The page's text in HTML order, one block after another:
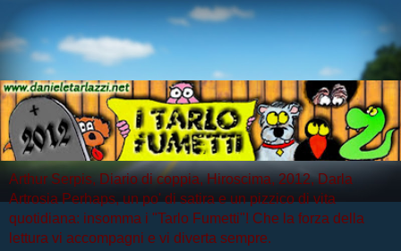
Arthur Serpis, Diario di coppia, Hiroscima, 2012, Darla
Artrosia Perhaps, un po' di satira e un pizzico di vita
quotidiana: insomma i "Tarlo Fumetti"! Che la forza della
lettura vi accompagni e vi diverta sempre.